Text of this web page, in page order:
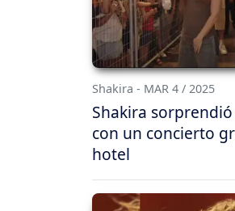
Shakira - MAR 4 / 2025
Shakira
con un concierto
hotel